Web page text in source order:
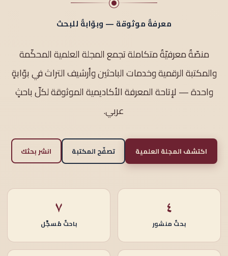
معرفةٌ موثوقة — وبوّابةٌ للبحث
منصّةٌ معرفيّةٌ متكاملة تجمع المجلة العلمية المحكّمة
والمكتبة الرقمية وخدمات الباحثين وأرشيف التراث في بوّابةٍ
واحدة — لإتاحة المعرفة الأكاديمية الموثوقة لكلّ باحثٍ
عربي.
اكتشف المجلة العلمية تصفّح المكتبة انشر بحثك
٤
بحثٌ منشور
٧
باحثٌ مُسجَّل